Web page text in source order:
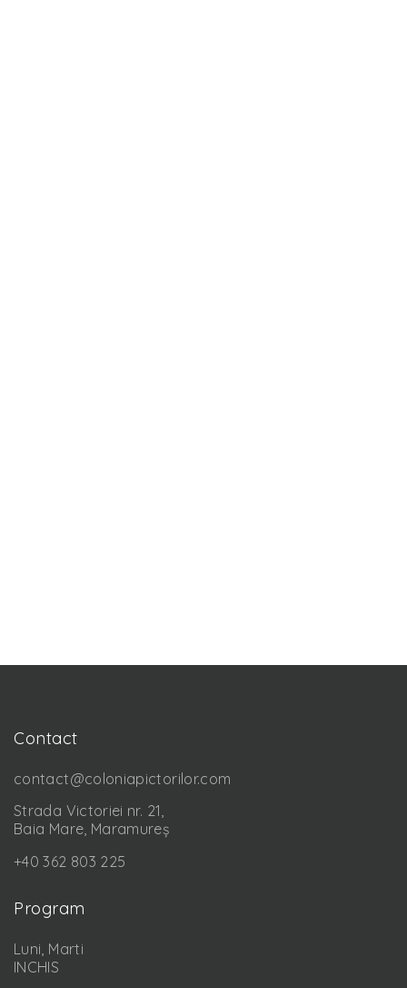
Contact
contact@coloniapictorilor.com
Strada Victoriei nr. 21,
Baia Mare, Maramureș
+40 362 803 225
Program
Luni, Marti
INCHIS